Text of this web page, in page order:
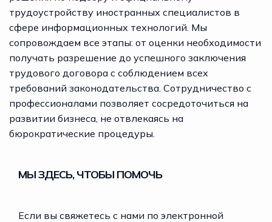
трудоустройству иностранных специалистов в
сфере информационных технологий. Мы
сопровождаем все этапы: от оценки необходимости
получать разрешение до успешного заключения
трудового договора с соблюдением всех
требований законодательства. Сотрудничество с
профессионалами позволяет сосредоточиться на
развитии бизнеса, не отвлекаясь на
бюрократические процедуры.
МЫ ЗДЕСЬ, ЧТОБЫ ПОМОЧЬ
Если вы свяжетесь с нами по электронной